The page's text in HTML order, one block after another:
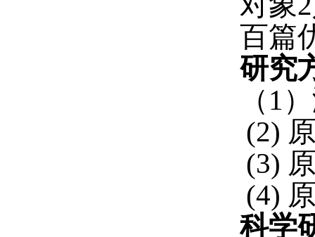
百篇
研究
（ 1
(2)
(3)
(4)
科学